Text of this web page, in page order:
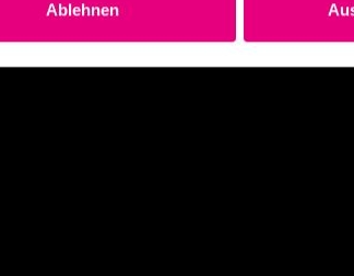
Ablehnen